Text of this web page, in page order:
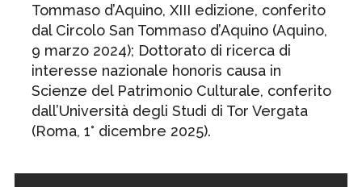
Tommaso d’Aquino, XIII edizione, conferito
dal Circolo San Tommaso d’Aquino (Aquino,
9 marzo 2024); Dottorato di ricerca di
interesse nazionale honoris causa in
Scienze del Patrimonio Culturale, conferito
dall’Università degli Studi di Tor Vergata
(Roma, 1° dicembre 2025).